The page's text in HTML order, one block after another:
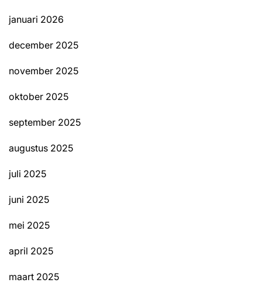
januari 2026
december 2025
november 2025
oktober 2025
september 2025
augustus 2025
juli 2025
juni 2025
mei 2025
april 2025
maart 2025